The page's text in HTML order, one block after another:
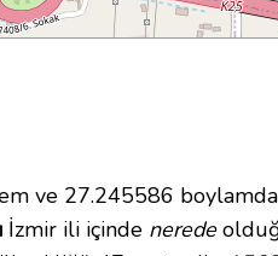
ve 27.245586 boylamda
İzmir ili içinde nerede